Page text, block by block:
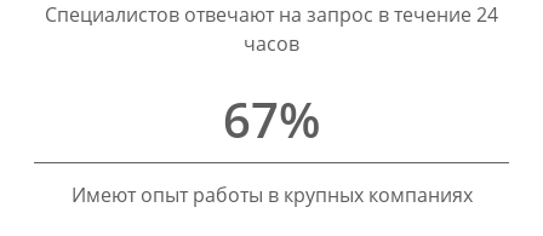
Специалистов отвечают на запрос в течение 24
часов
67%
Имеют опыт работы в крупных компаниях